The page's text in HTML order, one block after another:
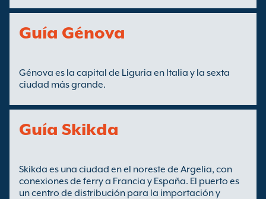
Guía Génova
Génova es la capital de Liguria en Italia y la sexta
ciudad más grande.
Guía Skikda
Skikda es una ciudad en el noreste de Argelia, con
conexiones de ferry a Francia y España. El puerto es
un centro de distribución para la importación y